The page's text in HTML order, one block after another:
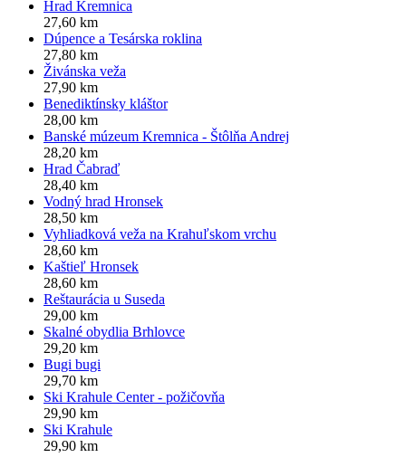
Hrad Kremnica
27,60 km
Dúpence a Tesárska roklina
27,80 km
Živánska veža
27,90 km
Benediktínsky kláštor
28,00 km
Banské múzeum Kremnica - Štôlňa Andrej
28,20 km
Hrad Čabraď
28,40 km
Vodný hrad Hronsek
28,50 km
Vyhliadková veža na Krahuľskom vrchu
28,60 km
Kaštieľ Hronsek
28,60 km
Reštaurácia u Suseda
29,00 km
Skalné obydlia Brhlovce
29,20 km
Bugi bugi
29,70 km
Ski Krahule Center - požičovňa
29,90 km
Ski Krahule
29,90 km